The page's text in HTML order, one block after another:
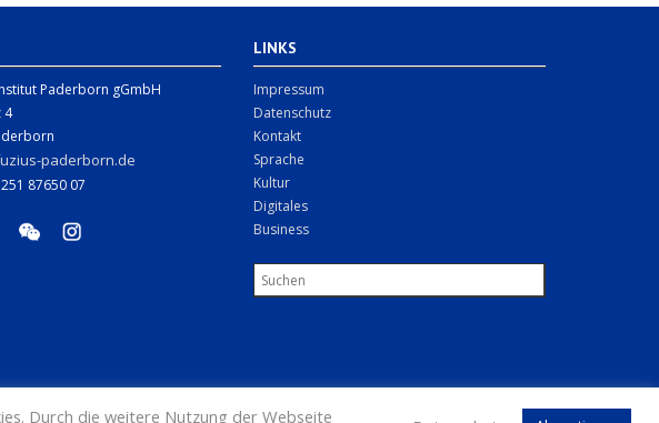
Paderborn gGmbH
4
paderborn.de
87650 07
LINKS
Impressum
Datenschutz
Kontakt
Sprache
Kultur
Digitales
Business
Durch die weitere Nutzung der Webseite